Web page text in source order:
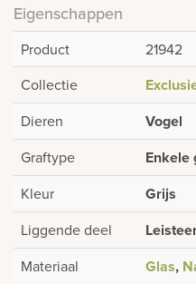
Eigenschappen
Product
21942
Collectie
Dieren Vogel
Graftype Enkele
Kleur Grijs
Liggende deel
Materiaal Glas,